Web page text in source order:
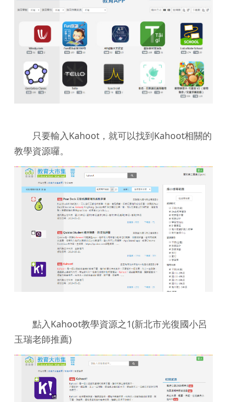
只要輸入Kahoot，就可以找到Kahoot相關的
教學資源囉。
點入Kahoot教學資源之1(新北市光復國小呂
玉瑞老師推薦)